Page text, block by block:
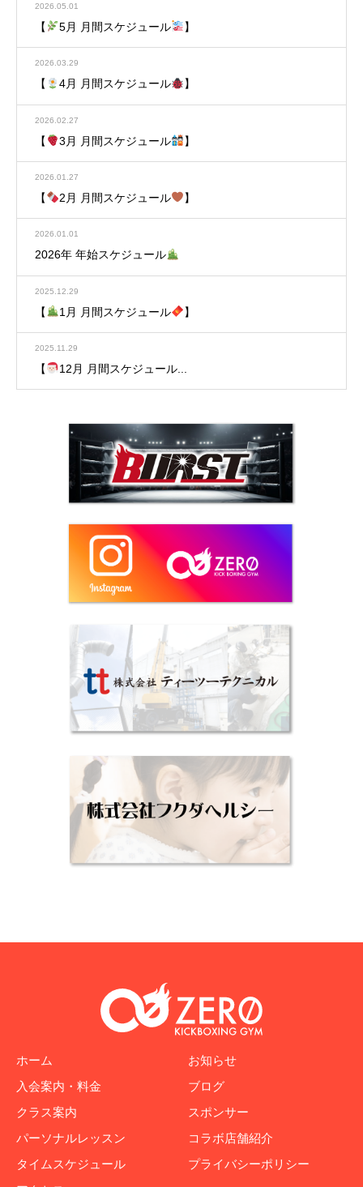
2026.05.01
【 5月 月間スケジュール 】
2026.03.29
【 4月 月間スケジュール 】
2026.02.27
【 3月 月間スケジュール 】
2026.01.27
【 2月 月間スケジュール 】
2026.01.01
2026年 年始スケジュール
2025.12.29
【 1月 月間スケジュール 】
2025.11.29
【 12月 月間スケジュール...
ホーム
入会案内・料金
クラス案内
パーソナルレッスン
タイムスケジュール
お知らせ
ブログ
スポンサー
コラボ店舗紹介
プライバシーポリシー